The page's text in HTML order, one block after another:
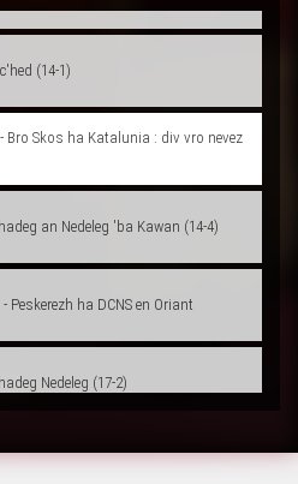
(14-1)
Bro Skos ha Katalunia : div vro nevez
an Nedeleg 'ba Kawan (14-4)
Peskerezh ha DCNS en Oriant
Nedeleg (17-2)
miz Mae 1968 (17-3)